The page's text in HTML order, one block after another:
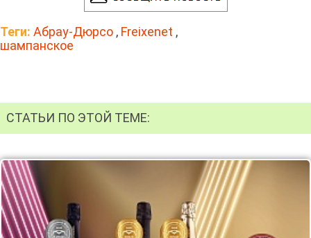
Теги: Абрау-Дюрсо , Freixenet ,
шампанское
СТАТЬИ ПО ЭТОЙ ТЕМЕ: